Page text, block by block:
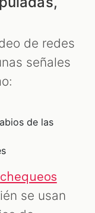
de redes
señales
de las
chequeos
se usan